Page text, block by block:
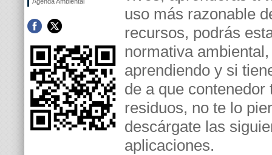
uso más razonable
recursos, podrás
normativa
aprendiendo y si
de a que contenedor
residuos, no te lo
descárgate las
aplicaciones.